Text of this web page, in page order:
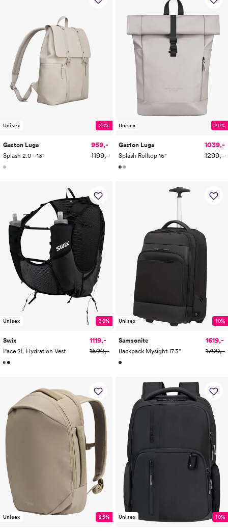
Unisex 20%
Gaston Luga
Spläsh 2.0 - 13"
959,-
1199,-
Unisex 20%
Gaston Luga
Spläsh Rolltop 16"
1039,-
1299,-
Unisex 30%
Swix
Pace 2L Hydration Vest
1119,-
1599,-
Unisex 10%
Samsonite
Backpack Mysight 17.3"
1619,-
1799,-
Unisex 25% Unisex 10%